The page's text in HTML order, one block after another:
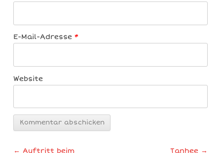
E-Mail-Adresse*
Website
Artikel-Navigation
← Auftritt beim
Tanhee →